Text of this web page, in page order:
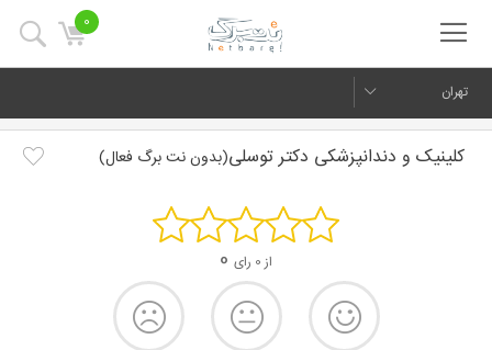
0
تهران
کلینیک و دندانپزشکی دکتر توسلی(بدون نت برگ فعال)
از 0 رای 0